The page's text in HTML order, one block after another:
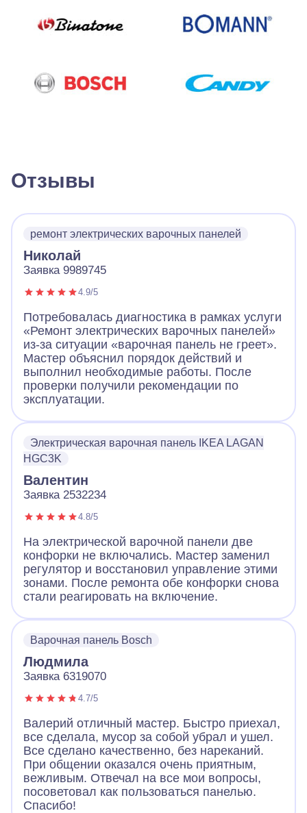
Отзывы
ремонт электрических варочных панелей
Николай
Заявка 9989745
4.9/5
Потребовалась диагностика в рамках услуги
«Ремонт электрических варочных панелей»
из-за ситуации «варочная панель не греет».
Мастер объяснил порядок действий и
выполнил необходимые работы. После
проверки получили рекомендации по
эксплуатации.
Электрическая варочная панель IKEA LAGAN
HGC3K
Валентин
Заявка 2532234
4.8/5
На электрической варочной панели две
конфорки не включались. Мастер заменил
регулятор и восстановил управление этими
зонами. После ремонта обе конфорки снова
стали реагировать на включение.
Варочная панель Bosch
Людмила
Заявка 6319070
4.7/5
Валерий отличный мастер. Быстро приехал,
все сделала, мусор за собой убрал и ушел.
Все сделано качественно, без нареканий.
При общении оказался очень приятным,
вежливым. Отвечал на все мои вопросы,
посоветовал как пользоваться панелью.
Спасибо!